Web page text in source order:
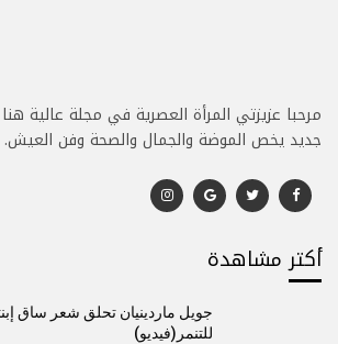
مرحبا عزيزتي المرأة العصرية في مجلة عالية
جديد يخص الموضة والجمال والصحة وفن العيش.
أكتر مشاهدة
جويل ماردينيان تحلق شعر ساق
للتنمر(فيديو)